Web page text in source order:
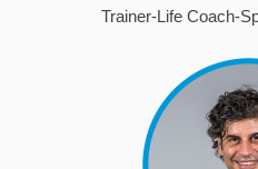
Trainer-Life Coach-